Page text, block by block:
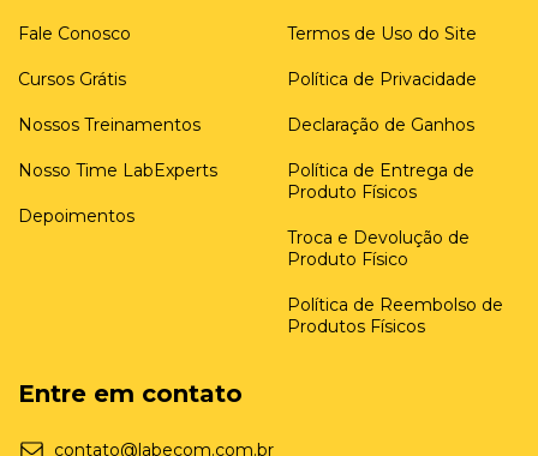
Fale Conosco
Cursos Grátis
Nossos Treinamentos
Nosso Time LabExperts
Depoimentos
Termos de Uso do Site
Política de Privacidade
Declaração de Ganhos
Política de Entrega de
Produto Físicos
Troca e Devolução de
Produto Físico
Política de Reembolso de
Produtos Físicos
Entre em contato
contato@labecom.com.br